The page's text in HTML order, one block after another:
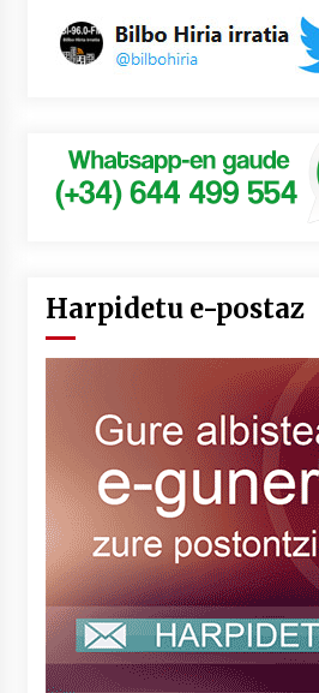
Harpidetu e-postaz